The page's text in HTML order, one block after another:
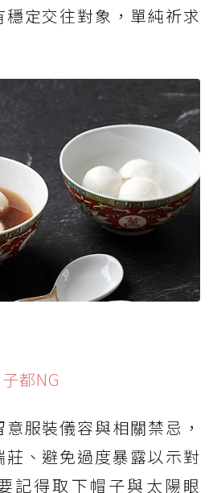
定交往對象，單純祈求
都NG
服裝儀容與相關禁忌，
、避免過度暴露以示對
記得取下帽子與太陽眼